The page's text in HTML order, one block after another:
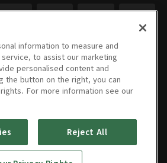
information to measure and
to assist our marketing
personalised content and
the button on the right, you can
For more information see our
Reject All